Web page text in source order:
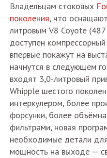
Владельцам стоковых
поколения, что
литровым V8 Coyote
доступен
впервые покажут на
начнутся в следующем
входят 3,0-литровый
Whipple шестого
интеркулером, более
форсунки, более
фильтрами, новая
необходимые детали
мощность на выходе —